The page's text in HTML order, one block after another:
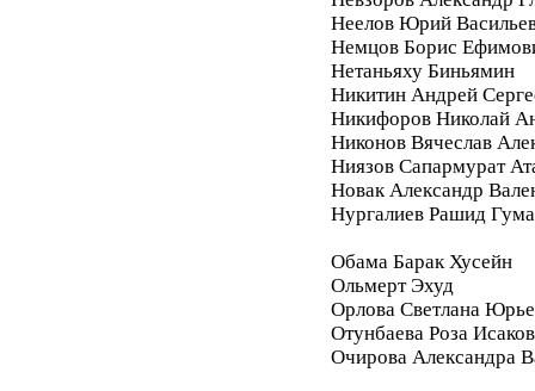
Неелов Юрий
Немцов Борис
Нетаньяху Биньямин
Никитин Андрей
Никифоров Николай
Никонов Вячеслав
Ниязов Сапармурат
Новак Александр
Нургалиев Рашид
Обама Барак Хусейн
Ольмерт Эхуд
Орлова Светлана
Отунбаева Роза
Очирова Александра